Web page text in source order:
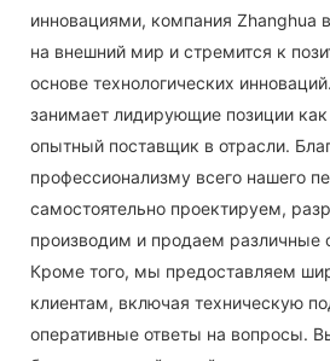
инновациями, компания Zhanghua
на внешний мир и стремится к
основе технологических
занимает лидирующие позиции
опытный поставщик в отрасли.
профессионализму всего нашего
самостоятельно проектируем,
производим и продаем различные
Кроме того, мы предоставляем
клиентам, включая техническую
оперативные ответы на вопросы.